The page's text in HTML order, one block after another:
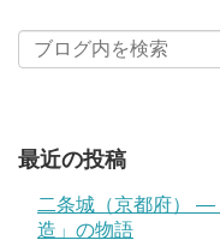
最近の投稿
二条城（京都府） ―
造」の物語